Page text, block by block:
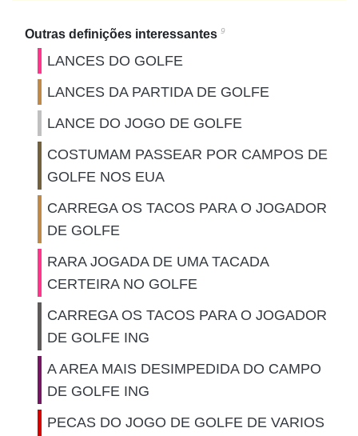
Outras definições interessantes 9
LANCES DO GOLFE
LANCES DA PARTIDA DE GOLFE
LANCE DO JOGO DE GOLFE
COSTUMAM PASSEAR POR CAMPOS DE
GOLFE NOS EUA
CARREGA OS TACOS PARA O JOGADOR
DE GOLFE
RARA JOGADA DE UMA TACADA
CERTEIRA NO GOLFE
CARREGA OS TACOS PARA O JOGADOR
DE GOLFE ING
A AREA MAIS DESIMPEDIDA DO CAMPO
DE GOLFE ING
PECAS DO JOGO DE GOLFE DE VARIOS